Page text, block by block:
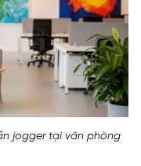
jogger tại văn phòng